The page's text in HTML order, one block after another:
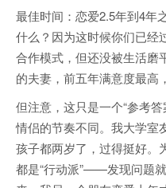
最佳时间：恋爱2.5年到4年
什么？因为这时候你们已经
合作模式，但还没被生活磨
的夫妻，前五年满意度最高
但注意，这只是一个“参考
情侣的节奏不同。我大学室
孩子都两岁了，过得挺好。
都是“行动派”——发现问题